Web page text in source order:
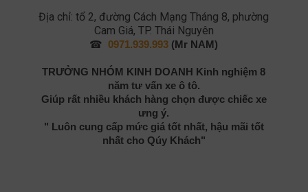
Địa chỉ: tổ 2, đường Cách Mạng Tháng 8, phường
Cam Giá, TP. Thái Nguyên
☎ 0971.939.993 (Mr NAM)
TRƯỞNG NHÓM KINH DOANH Kinh nghiệm 8
năm tư vấn xe ô tô.
Giúp rất nhiều khách hàng chọn được chiếc xe
ưng ý.
" Luôn cung cấp mức giá tốt nhất, hậu mãi tốt
nhất cho Qúy Khách"